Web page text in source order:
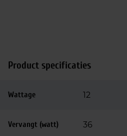
Product specificaties
Wattage 12
Vervangt (watt) 36